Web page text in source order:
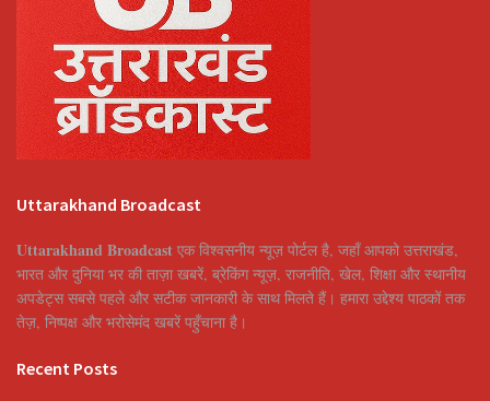
Uttarakhand Broadcast
Uttarakhand Broadcast एक विश्वसनीय न्यूज़ पोर्टल है, जहाँ आपको उत्तराखंड,
भारत और दुनिया भर की ताज़ा खबरें, ब्रेकिंग न्यूज़, राजनीति, खेल, शिक्षा और स्थानीय
अपडेट्स सबसे पहले और सटीक जानकारी के साथ मिलते हैं। हमारा उद्देश्य पाठकों तक
तेज़, निष्पक्ष और भरोसेमंद खबरें पहुँचाना है।
Recent Posts